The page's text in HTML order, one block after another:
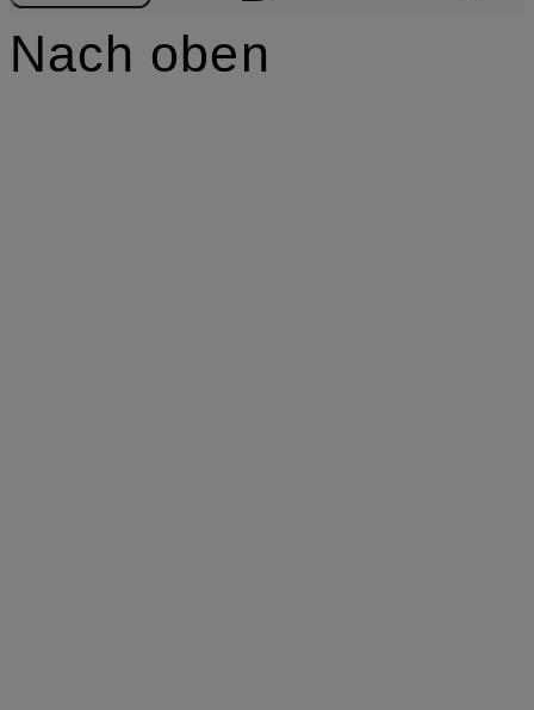
Nach oben